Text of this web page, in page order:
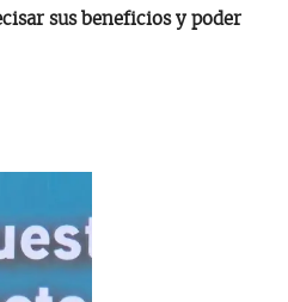
sus beneficios y poder